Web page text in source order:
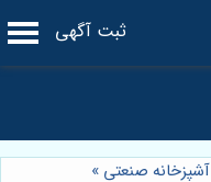
ثبت آگهی
صنعتی »